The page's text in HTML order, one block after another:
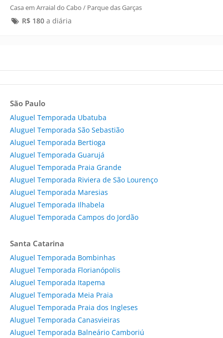
Casa em Arraial do Cabo / Parque das Garças
R$ 180a diária
São Paulo
Aluguel Temporada Ubatuba
Aluguel Temporada São Sebastião
Aluguel Temporada Bertioga
Aluguel Temporada Guarujá
Aluguel Temporada Praia Grande
Aluguel Temporada Riviera de São Lourenço
Aluguel Temporada Maresias
Aluguel Temporada Ilhabela
Aluguel Temporada Campos do Jordão
Santa Catarina
Aluguel Temporada Bombinhas
Aluguel Temporada Florianópolis
Aluguel Temporada Itapema
Aluguel Temporada Meia Praia
Aluguel Temporada Praia dos Ingleses
Aluguel Temporada Canasvieiras
Aluguel Temporada Balneário Camboriú